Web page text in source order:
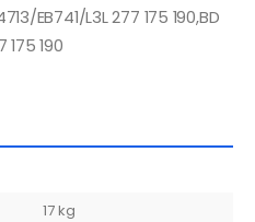
EB741/L3L 277 175 190,BD
175 190
17 kg